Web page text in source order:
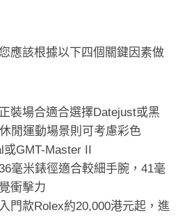
應該根據以下四個關鍵因素做
裝場合適合選擇Datejust或黑
閒運動場景則可考慮彩色
GMT-Master II
毫米錶徑適合較細手腕，41毫
衝擊力
門款Rolex約20,000港元起，進